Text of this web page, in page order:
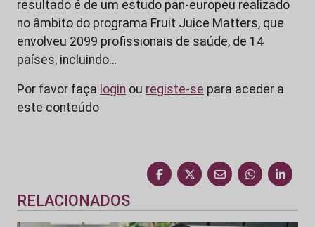
resultado é de um estudo pan-europeu realizado
no âmbito do programa Fruit Juice Matters, que
envolveu 2099 profissionais de saúde, de 14
países, incluindo…
Por favor faça login ou registe-se para aceder a
este conteúdo
RELACIONADOS